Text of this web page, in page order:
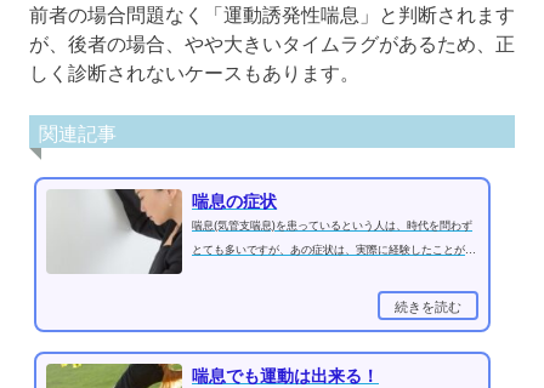
前者の場合問題なく「運動誘発性喘息」と判断されます
が、後者の場合、やや大きいタイムラグがあるため、正
しく診断されないケースもあります。
関連記事
喘息の症状
喘息(気管支喘息)を患っているという人は、時代を問わず
とても多いですが、あの症状は、実際に経験したことがあ
続きを読む
喘息でも運動は出来る！